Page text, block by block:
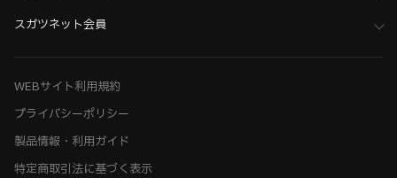
スガツネット会員
WEBサイト利用規約
プライバシーポリシー
製品情報・利用ガイド
特定商取引法に基づく表示